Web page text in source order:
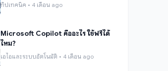
ทิปเทคนิค • 4 เดือน ago
Microsoft Copilot คืออะไร ใช้ฟรีได้
ไหม?
เอไอและระบบอัตโนมัติ • 4 เดือน ago